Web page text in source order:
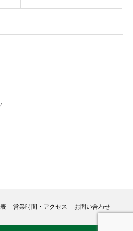
営業時間・アクセス お問い合わせ